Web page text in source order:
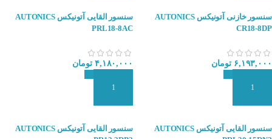
سنسور خازنی آتونیکس AUTONICS
CR18-8DP
۶,۱۹۳,۰۰۰ تومان
سنسور القایی آتونیکس AUTONICS
PRL18-8AC
۴,۱۸۰,۰۰۰ تومان
سنسور القایی آتونیکس AUTONICS
سنسور القایی آتونیکس AUTONICS